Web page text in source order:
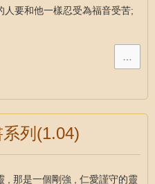
要和他一樣忍受為福音受苦;
…
列(1.04)
, 那是一個剛強 , 仁愛謹守的靈